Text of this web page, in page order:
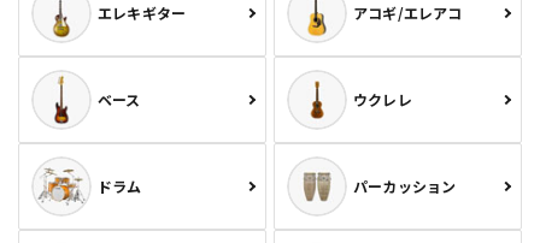
エレキギター アコギ/エレアコ
ベース ウクレレ
ドラム パーカッション